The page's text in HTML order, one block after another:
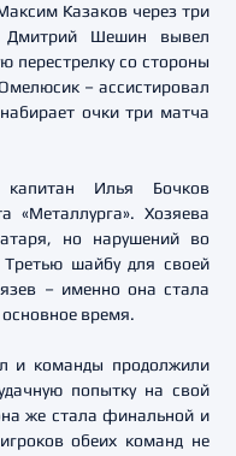
Казаков через три
Дмитрий Шешин вывел
перестрелку со стороны
– ассистировал
очки три матча
Илья Бочков
«Металлурга». Хозяева
но нарушений во
шайбу для своей
– именно она стала
время.
и команды продолжили
попытку на свой
же стала финальной и
обеих команд не